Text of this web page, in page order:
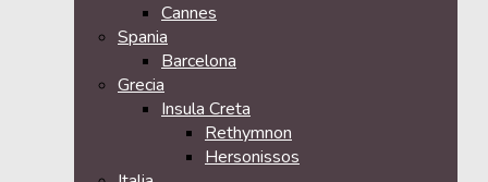
Cannes
Spania
Barcelona
Grecia
Insula Creta
Rethymnon
Hersonissos